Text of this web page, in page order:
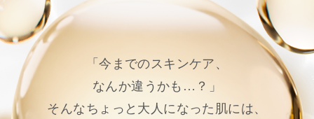
「今までのスキンケア、
なんか違うかも…？」
そんなちょっと大人になった肌には、